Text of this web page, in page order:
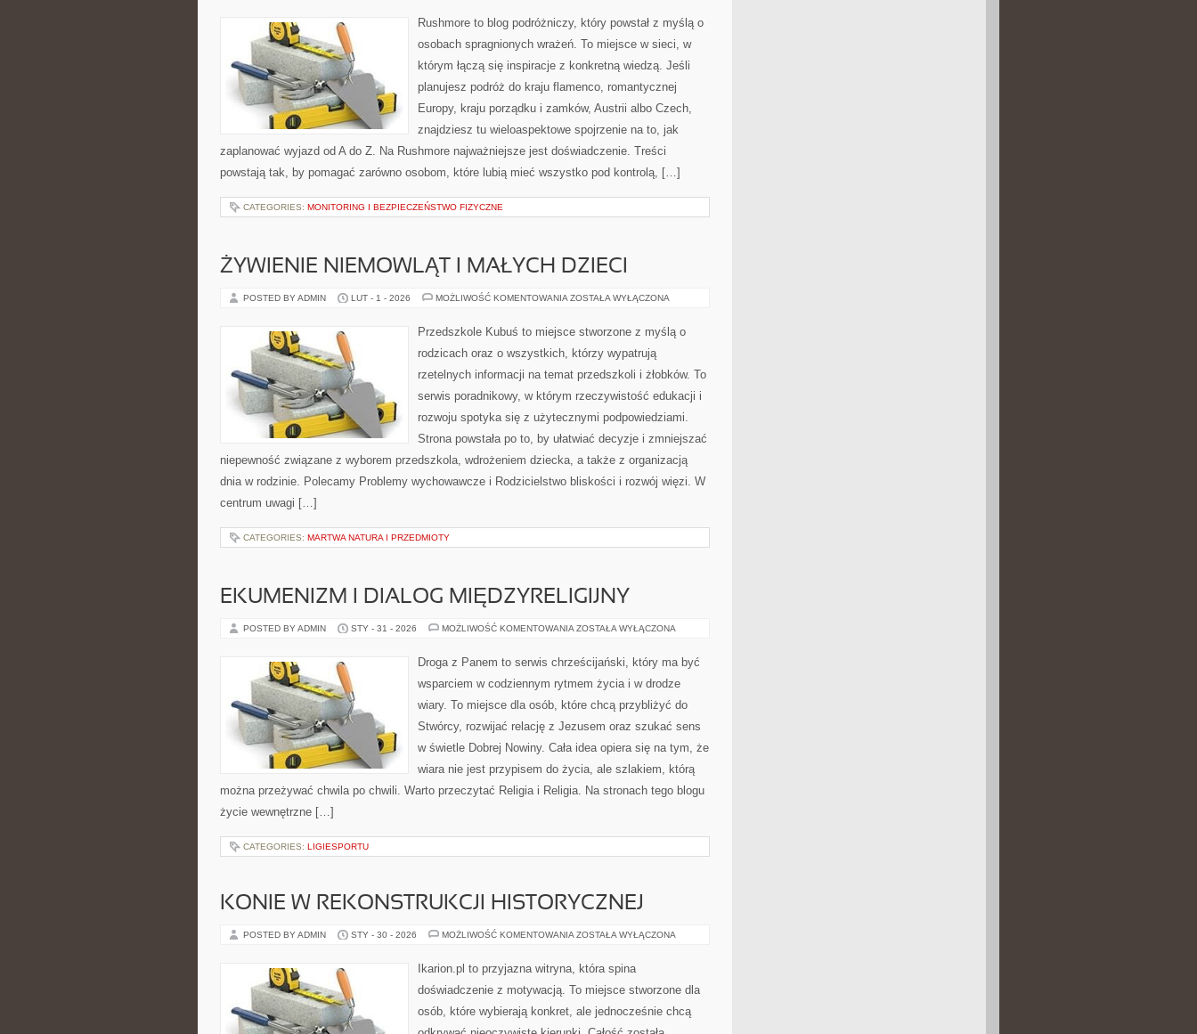
Rushmore to blog podróżniczy, który powstał z myślą o
osobach spragnionych wrażeń. To miejsce w sieci, w
którym łączą się inspiracje z konkretną wiedzą. Jeśli
planujesz podróż do kraju flamenco, romantycznej
Europy, kraju porządku i zamków, Austrii albo Czech,
znajdziesz tu wieloaspektowe spojrzenie na to, jak
zaplanować wyjazd od A do Z. Na Rushmore najważniejsze jest doświadczenie. Treści
powstają tak, by pomagać zarówno osobom, które lubią mieć wszystko pod kontrolą, […]
CATEGORIES: MONITORING I BEZPIECZEŃSTWO FIZYCZNE
ŻYWIENIE NIEMOWLĄT I MAŁYCH DZIECI
POSTED BY ADMIN LUT - 1 - 2026 MOŻLIWOŚĆ KOMENTOWANIA ŻYWIENIE
MAŁYCH
DZIECI
ZOSTAŁA WYŁĄCZONA
Przedszkole Kubuś to miejsce stworzone z myślą o
rodzicach oraz o wszystkich, którzy wypatrują
rzetelnych informacji na temat przedszkoli i żłobków. To
serwis poradnikowy, w którym rzeczywistość edukacji i
rozwoju spotyka się z użytecznymi podpowiedziami.
Strona powstała po to, by ułatwiać decyzje i zmniejszać
niepewność związane z wyborem przedszkola, wdrożeniem dziecka, a także z organizacją
dnia w rodzinie. Polecamy Problemy wychowawcze i Rodzicielstwo bliskości i rozwój więzi. W
centrum uwagi […]
CATEGORIES: MARTWA NATURA I PRZEDMIOTY
EKUMENIZM I DIALOG MIĘDZYRELIGIJNY
POSTED BY ADMIN STY - 31 - 2026 MOŻLIWOŚĆ KOMENTOWANIA EKUMENIZM
MIĘDZYRELIGIJNY
ZOSTAŁA WYŁĄCZONA
Droga z Panem to serwis chrześcijański, który ma być
wsparciem w codziennym rytmem życia i w drodze
wiary. To miejsce dla osób, które chcą przybliżyć do
Stwórcy, rozwijać relację z Jezusem oraz szukać sens
w świetle Dobrej Nowiny. Cała idea opiera się na tym, że
wiara nie jest przypisem do życia, ale szlakiem, którą
można przeżywać chwila po chwili. Warto przeczytać Religia i Religia. Na stronach tego blogu
życie wewnętrzne […]
CATEGORIES: LIGIESPORTU
KONIE W REKONSTRUKCJI HISTORYCZNEJ
POSTED BY ADMIN STY - 30 - 2026 MOŻLIWOŚĆ KOMENTOWANIA KONIE
HISTORYCZNEJ
ZOSTAŁA WYŁĄCZONA
Ikarion.pl to przyjazna witryna, która spina
doświadczenie z motywacją. To miejsce stworzone dla
osób, które wybierają konkret, ale jednocześnie chcą